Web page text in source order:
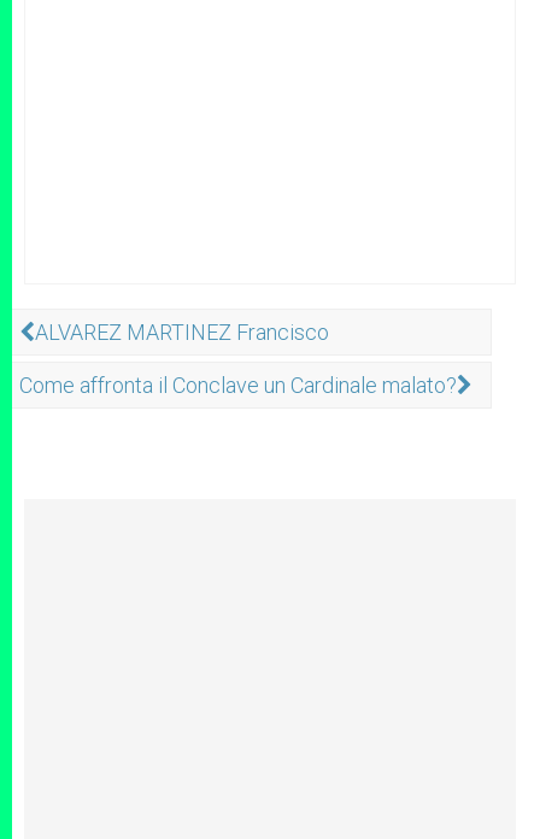
ALVAREZ MARTINEZ Francisco
Come affronta il Conclave un Cardinale malato?